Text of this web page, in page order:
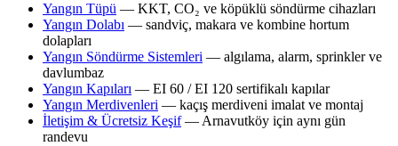
Yangın Tüpü — KKT, CO₂ ve köpüklü söndürme cihazları
Yangın Dolabı — sandviç, makara ve kombine hortum
dolapları
Yangın Söndürme Sistemleri — algılama, alarm, sprinkler ve
davlumbaz
Yangın Kapıları — EI 60 / EI 120 sertifikalı kapılar
Yangın Merdivenleri — kaçış merdiveni imalat ve montaj
İletişim & Ücretsiz Keşif— Arnavutköy için aynı gün
randevu